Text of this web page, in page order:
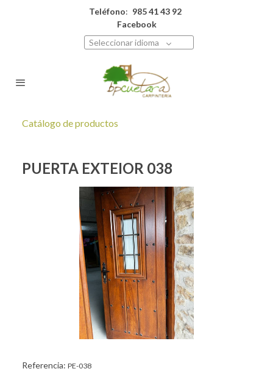
Teléfono: 985 41 43 92
Facebook
Seleccionar idioma
Catálogo de productos
PUERTA EXTEIOR 038
Referencia: PE-038